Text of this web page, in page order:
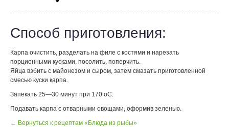
Способ приготовления:
Карпа очистить, разделать на филе с костями и нарезать
порционными кусками, посолить, поперчить.
Яйца взбить с майонезом и сыром, затем смазать приготовленной
смесью куски карпа.
Запекать 25―30 минут при 170 оС.
Подавать карпа с отварными овощами, оформив зеленью.
← Вернуться к рецептам «Блюда из рыбы»